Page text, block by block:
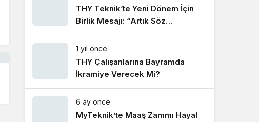
Gündüz Modu
Gündüz modunu seçin.
Gece Modu
Gece modunu seçin.
Sistem modunu seçin.
THY Teknik’te Yeni Dönem İçin
Birlik Mesajı: “Artık Söz
Emekçinin”
1 yıl önce
THY Çalışanlarına Bayramda
İkramiye Verecek Mi?
6 ay önce
MyTeknik’te Maaş Zammı Hayal